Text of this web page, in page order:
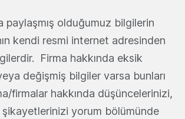
paylaşmış olduğumuz bilgilerin
kendi resmi internet adresinden
Firma hakkında eksik
değişmiş bilgiler varsa bunları
firmalar hakkında düşüncelerinizi,
yorum bölümünde